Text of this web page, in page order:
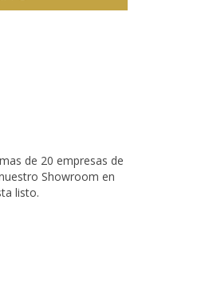
de 20 empresas de
Showroom en
listo.